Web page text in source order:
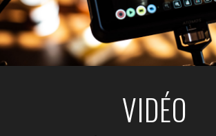
VIDÉO